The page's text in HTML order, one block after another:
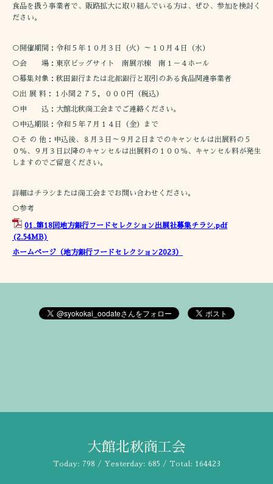
食品を扱う事業者で、販路拡大に取り組んでいる方は、ぜひ、参加を検討く
ださい。
○開催期間：令和５年１０月３日（火）～１０月４日（水）
○会 場：東京ビッグサイト 南展示棟 南１－４ホール
○募集対象：秋田銀行または北都銀行と取引のある食品関連事業者
○出 展 料：１小間２７５，０００円（税込）
○申 込：大館北秋商工会までご連絡ください。
○申込期限：令和５年７月１４日（金）まで
○そ の 他：申込後、８月３日～９月２日までのキャンセルは出展料の５
０％、９月３日以降のキャンセルは出展料の１００％、キャンセル料が発生
しますのでご留意ください。
詳細はチラシまたは商工会までお問い合わせください。
○参考
01_第18回地方銀行フードセレクション出展社募集チラシ.pdf
(2.54MB)
ホームページ（地方銀行フードセレクション2023）
大館北秋商工会
Today: 798 / Yesterday: 685 / Total: 164423